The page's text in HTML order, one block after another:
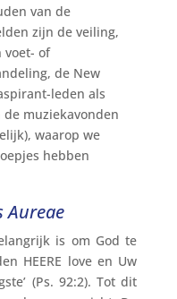
van de
zijn de veiling,
voet- of
de New
leden als
muziekavonden
waarop we
hebben
Aureae
is om God te
HEERE love en Uw
(Ps. 92:2). Tot dit